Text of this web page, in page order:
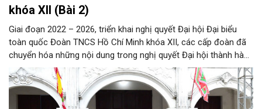
khóa XII (Bài 2)
Giai đoạn 2022 – 2026, triển khai nghị quyết Đại hội Đại biểu
toàn quốc Đoàn TNCS Hồ Chí Minh khóa XII, các cấp đoàn đã
chuyển hóa những nội dung trong nghị quyết Đại hội thành hành
động cụ thể và đạt được nhiều kết quả nổi bật.